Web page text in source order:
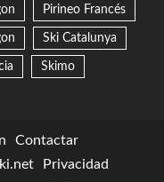
Pirineo Francés
Ski Catalunya
Skimo
Contactar
Privacidad